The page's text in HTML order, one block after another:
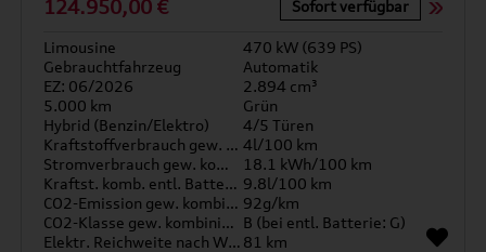
124.950,00 € Sofort verfügbar
Limousine
470 kW (639 PS)
Gebrauchtfahrzeug
Automatik
EZ: 06/2026
2.894 cm³
5.000 km
Grün
Hybrid (Benzin/Elektro)
4/5 Türen
Kraftstoffverbrauch gew. kombiniert 4l/100 km
Stromverbrauch gew. kombiniert
18.1 kWh/100 km
Kraftst. komb. entl. Batterie 9.8l/100 km
CO2-Emission gew. kombiniert 92g/km
CO2-Klasse gew. kombiniert B (bei entl. Batterie: G)
Elektr. Reichweite nach WLTP* 81 km